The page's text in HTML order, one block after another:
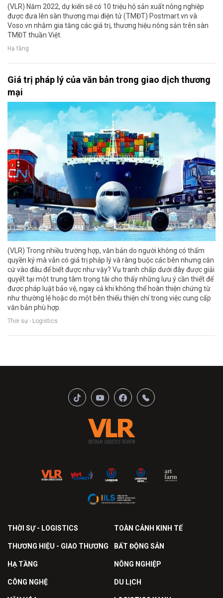
(VLR) Năm 2022, dự kiến sẽ có 10 triệu hộ sản xuất nông nghiệp
được đưa lên sàn thương mại điện tử (TMĐT) Postmart.vn và
Voso.vn nhằm gia tăng các giá trị, thương hiệu nông sản trên sàn
TMĐT thuần Việt.
Hạ tầng
Giá trị pháp lý của văn bản trong giao dịch thương
mại
(VLR) Trong nhiều trường hợp, văn bản do người không có thẩm
quyền ký mà vẫn có giá trị pháp lý và ràng buộc các bên nhưng căn
cứ vào đâu để biết được như vậy? Vụ tranh chấp dưới đây được giải
quyết tại một trung tâm trọng tài cho thấy những lưu ý cần thiết để
được pháp luật bảo vệ, ngay cả khi không thể hoàn thiện chứng từ
như thường lệ hoặc do một bên thiếu thiện chí trong việc cung cấp
văn bản phù hợp.
Thời sự - Logistics
THỜI SỰ - LOGISTICS TOÀN CẢNH KINH TẾ
THƯƠNG HIỆU - GIAO THƯƠNG BẤT ĐỘNG SẢN
HẠ TẦNG NÔNG NGHIỆP
CÔNG NGHỆ DU LỊCH